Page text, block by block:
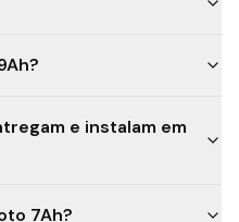
e instalam em
7Ah?